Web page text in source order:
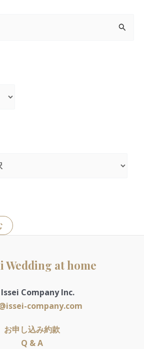
Wedding at home
Company Inc.
company.com
お申し込み約款
Q & A